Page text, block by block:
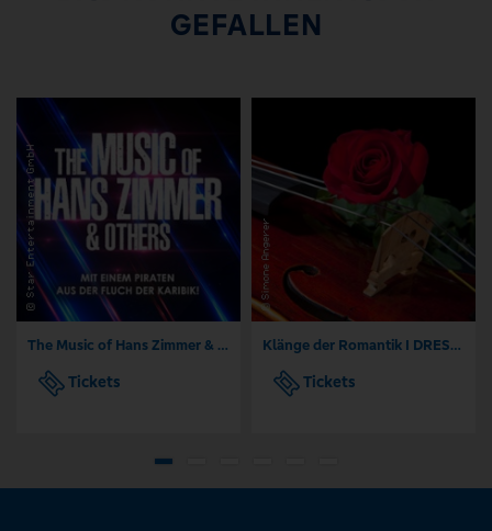
GEFALLEN
The Music of Hans Zimmer & Others - A Celebration of Film Music
Tickets
Klänge der Romantik I DRESDNER RESIDENZ KONZERTE I ORCHESTER
Tickets